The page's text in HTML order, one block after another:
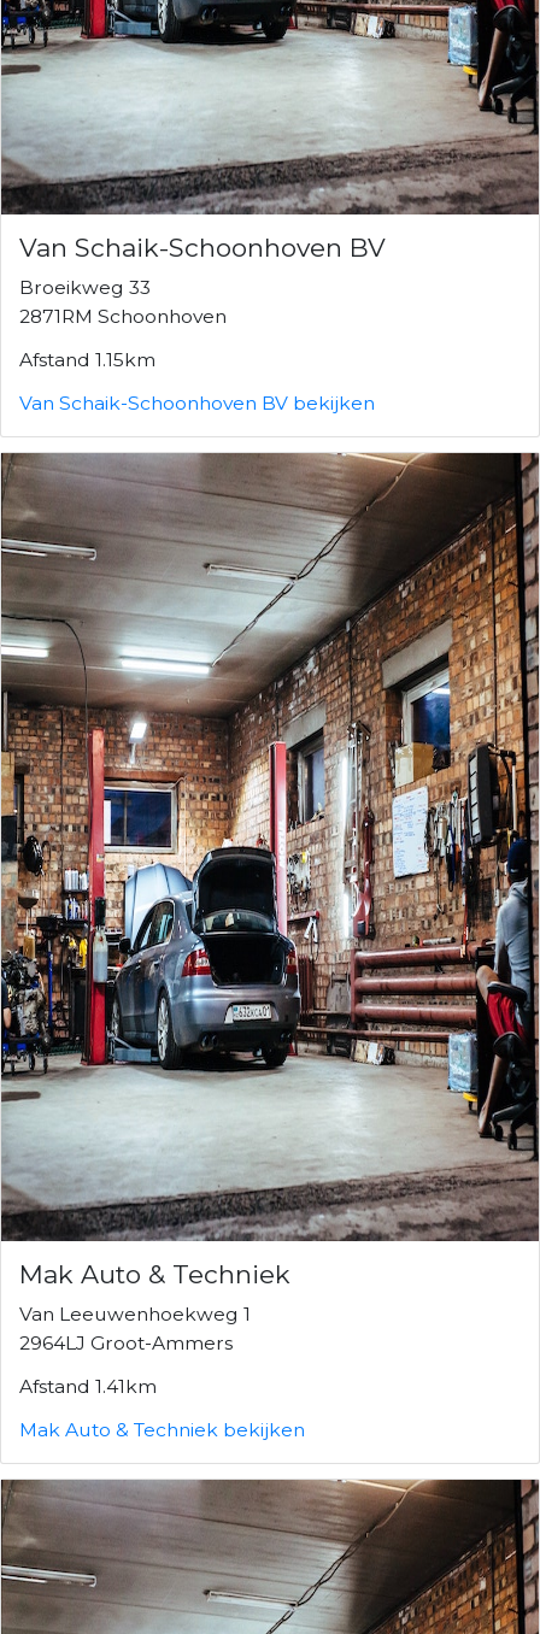
Van Schaik-Schoonhoven BV
Broeikweg 33
2871RM Schoonhoven
Afstand 1.15km
Van Schaik-Schoonhoven BV bekijken
Mak Auto & Techniek
Van Leeuwenhoekweg 1
2964LJ Groot-Ammers
Afstand 1.41km
Mak Auto & Techniek bekijken